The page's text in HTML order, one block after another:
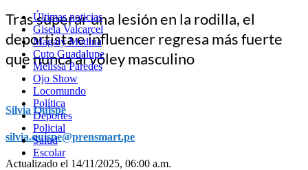
Últimas noticias
Gisela Valcarcel
Magaly Medina
Cuto Guadalupe
Melissa Paredes
Ojo Show
Locomundo
Política
Deportes
Policial
Salud
Escolar
Tras superar una lesión en la rodilla, el
deportista e influencer regresa más fuerte
que nunca al vóley masculino
Silvia Quispe
silvia.quispe@prensmart.pe
Actualizado el 14/11/2025, 06:00 a.m.